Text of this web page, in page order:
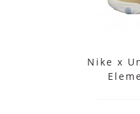
Nike x